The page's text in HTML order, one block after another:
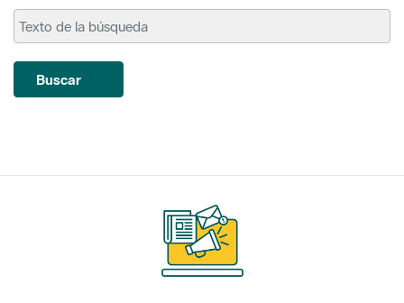
Buscar
Suscríbete
a nuestros boletines